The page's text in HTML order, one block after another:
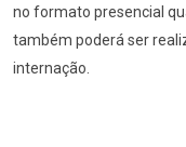
no formato presencial
também poderá ser
internação.